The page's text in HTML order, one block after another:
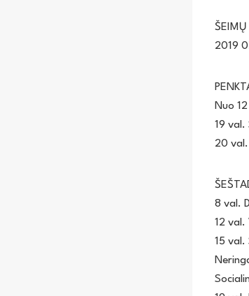
ŠEIMŲ
2019
Nuo
19 val.
20
8 val.
12 val.
15